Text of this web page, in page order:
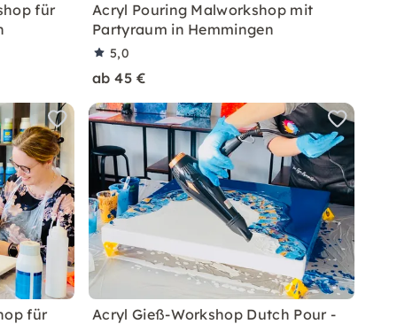
für
Acryl Pouring Malworkshop mit
Partyraum in Hemmingen
5,0
ab 45 €
für
Acryl Gieß-Workshop Dutch Pour -